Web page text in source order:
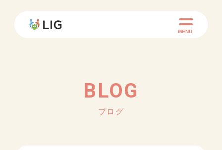
MENU
BLOG
ブログ